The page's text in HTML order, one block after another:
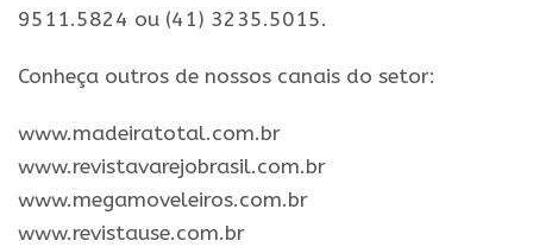
9511.5824 ou (41) 3235.5015.
Conheça outros de nossos canais do setor:
​www.madeiratotal.com.br
www.revistavarejobrasil.com.br
www.megamoveleiros.com.br
www.revistause.com.br